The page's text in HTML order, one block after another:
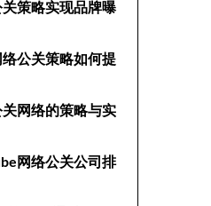
策略实现品牌曝
公关策略如何提
网络的策略与实
网络公关公司排